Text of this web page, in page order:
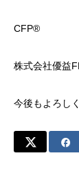
CFP®
株式会社優益
今後もよろし